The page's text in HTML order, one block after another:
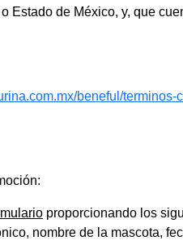
Estado de México, y, que
beneful/terminos-
proporcionando los
nombre de la mascota,